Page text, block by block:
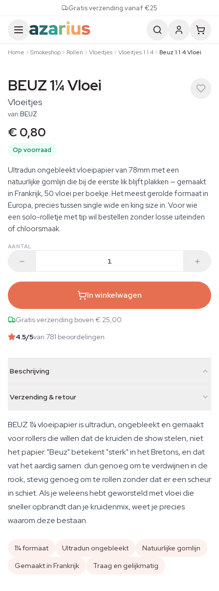
Gratis verzending vanaf €25
Home Smokeshop Rollen Vloeitjes Vloeitjes 1 1 4 Beuz 1 1 4 Vloei
BEUZ 1¼ Vloei
Vloeitjes
van BEUZ
€ 0,80
Op voorraad
Ultradun ongebleekt vloeipapier van 78mm met een
natuurlijke gomlijn die bij de eerste lik blijft plakken — gemaakt
in Frankrijk, 50 vloei per boekje. Het meest gerolde formaat in
Europa, precies tussen single wide en king size in. Voor wie
een solo-rolletje met tip wil bestellen zonder losse uiteinden
of chloorsmaak.
AANTAL
In winkelwagen
Gratis verzending boven € 25,00
4.5/5van 781 beoordelingen
Beschrijving
Verzending & retour
BEUZ 1¼ vloeipapier is ultradun, ongebleekt en gemaakt
voor rollers die willen dat de kruiden de show stelen, niet
het papier. "Beuz" betekent "sterk" in het Bretons, en dat
vat het aardig samen: dun genoeg om te verdwijnen in de
rook, stevig genoeg om te rollen zonder dat er een scheur
in schiet. Als je weleens hebt geworsteld met vloei die
sneller opbrandt dan je kruidenmix, weet je precies
waarom deze bestaan.
1¼ formaat Ultradun ongebleekt
Natuurlijke gomlijn
Gemaakt in Frankrijk
Traag en gelijkmatig